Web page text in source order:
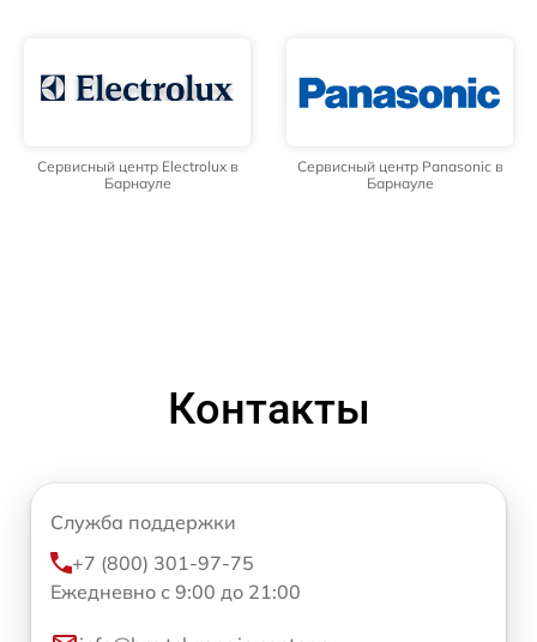
Сервисный центр Electrolux в
Барнауле
Сервисный центр Panasonic в
Барнауле
Контакты
Служба поддержки
+7 (800) 301-97-75
Ежедневно с 9:00 до 21:00